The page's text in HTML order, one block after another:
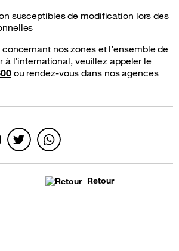
susceptibles de modification lors des
nos zones et l’ensemble de
à l’international, veuillez appeler le
ou rendez-vous dans nos agences
Retour